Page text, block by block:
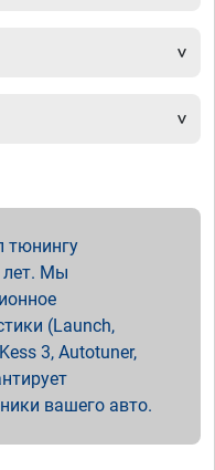
тюнингу
лет. Мы
(Launch,
3, Autotuner,
вашего авто.